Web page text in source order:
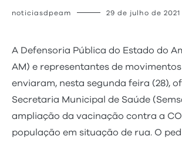
noticiasdpeam 29 de julho de 2021
A Defensoria Pública do Estado do
AM) e representantes de
enviaram, nesta segunda feira (28),
Secretaria Municipal de Saúde
ampliação da vacinação contra a
população em situação de rua. O